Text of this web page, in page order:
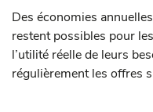
Des économies
restent possibles pour
l’utilité réelle de leurs
régulièrement les offres